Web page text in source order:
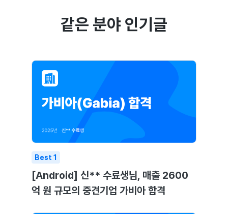
같은 분야 인기글
Best 1
[Android] 신** 수료생님, 매출 2600
억 원 규모의 중견기업 가비아 합격